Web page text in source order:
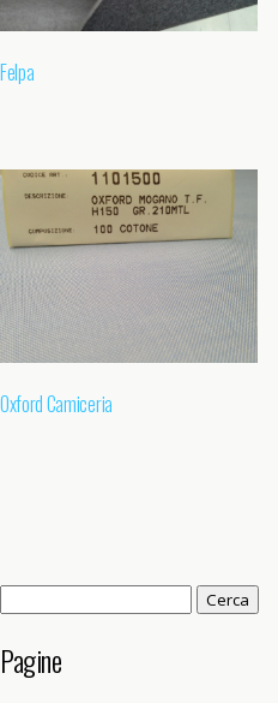
Felpa
Oxford Camiceria
per:
Pagine